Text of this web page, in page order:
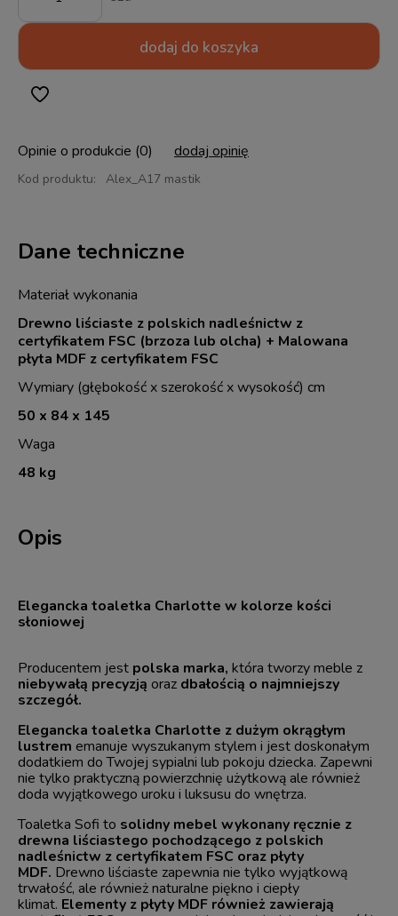
dodaj do koszyka
Kod produktu: Alex_A17 mastik
Opinie o produkcie (0) dodaj opinię
Opis
Elegancka toaletka Charlotte w kolorze kości
słoniowej
Producentem jest polska marka, która tworzy meble z
niebywałą precyzją oraz dbałością o najmniejszy
szczegół.
Elegancka toaletka Charlotte z dużym okrągłym
lustrem emanuje wyszukanym stylem i jest doskonałym
dodatkiem do Twojej sypialni lub pokoju dziecka. Zapewni
nie tylko praktyczną powierzchnię użytkową ale również
doda wyjątkowego uroku i luksusu do wnętrza.
Toaletka Sofi to solidny mebel wykonany ręcznie z
drewna liściastego pochodzącego z polskich
nadleśnictw z certyfikatem FSC oraz płyty
MDF. Drewno liściaste zapewnia nie tylko wyjątkową
trwałość, ale również naturalne piękno i ciepły
klimat. Elementy z płyty MDF również zawierają
Dane techniczne
Materiał wykonania
Drewno liściaste z polskich nadleśnictw z
certyfikatem FSC (brzoza lub olcha) + Malowana
płyta MDF z certyfikatem FSC
Wymiary (głębokość x szerokość x wysokość) cm
50 x 84 x 145
Waga
48 kg